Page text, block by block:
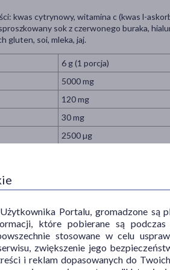
kwas cytrynowy, witamina c (kwas l-
sok z czerwonego buraka,
gluten, soi, mleka, jaj.
6 g (1 porcja)
5000 mg
120 mg
30 mg
2500 µg
w celu zapewnienia prawidłowego
energetycznego, pomaga w
Portalu, gromadzone są
które pobierane są
stosowane w celu
zwiększenie jego
i reklam dopasowanych do